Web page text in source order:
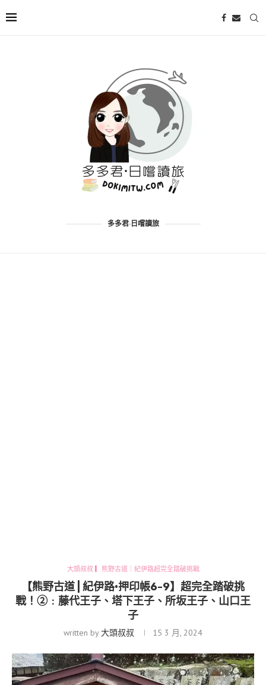
多多君·日嚐讀旅
大頭叔叔 ▎熊野古道｜紀伊路超完全踏破挑戰
【熊野古道 | 紀伊路•押印帳6-9】超完全踏破挑
戰！②﹕藤代王子、塔下王子、所坂王子、山口王
子
written by大頭叔叔 15 3 月, 2024